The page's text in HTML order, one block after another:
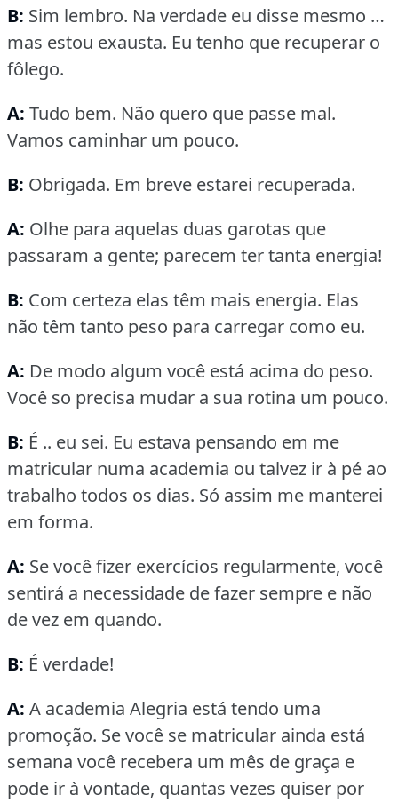
B: Sim lembro. Na verdade eu disse mesmo …
mas estou exausta. Eu tenho que recuperar o
fôlego.
A: Tudo bem. Não quero que passe mal.
Vamos caminhar um pouco.
B: Obrigada. Em breve estarei recuperada.
A: Olhe para aquelas duas garotas que
passaram a gente; parecem ter tanta energia!
B: Com certeza elas têm mais energia. Elas
não têm tanto peso para carregar como eu.
A: De modo algum você está acima do peso.
Você so precisa mudar a sua rotina um pouco.
B: É .. eu sei. Eu estava pensando em me
matricular numa academia ou talvez ir à pé ao
trabalho todos os dias. Só assim me manterei
em forma.
A: Se você fizer exercícios regularmente, você
sentirá a necessidade de fazer sempre e não
de vez em quando.
B: É verdade!
A: A academia Alegria está tendo uma
promoção. Se você se matricular ainda está
semana você recebera um mês de graça e
pode ir à vontade, quantas vezes quiser por